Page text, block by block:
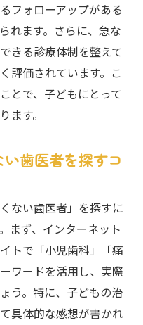
フォローアップがある
れます。さらに、急な
きる診療体制を整えて
評価されています。こ
とで、子どもにとって
ます。
歯医者を探すコ
ない歯医者」を探すに
まず、インターネット
トで「小児歯科」「痛
ワードを活用し、実際
う。特に、子どもの治
具体的な感想が書かれ